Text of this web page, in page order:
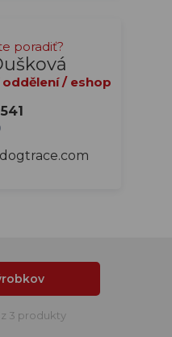
poradiť?
/ eshop
3 produkty